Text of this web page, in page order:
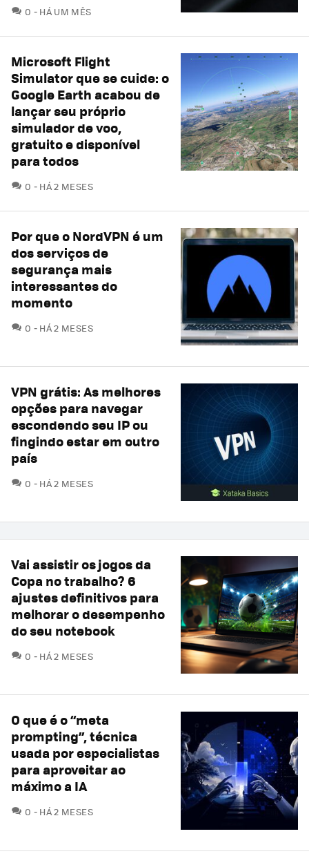
0 COMENTÁRIOS
HÁ UM MÊS
Microsoft Flight
Simulator que se cuide: o
Google Earth acabou de
lançar seu próprio
simulador de voo,
gratuito e disponível
para todos
0 COMENTÁRIOS
HÁ 2 MESES
Por que o NordVPN é um
dos serviços de
segurança mais
interessantes do
momento
0 COMENTÁRIOS
HÁ 2 MESES
VPN grátis: As melhores
opções para navegar
escondendo seu IP ou
fingindo estar em outro
país
0 COMENTÁRIOS
HÁ 2 MESES
Vai assistir os jogos da
Copa no trabalho? 6
ajustes definitivos para
melhorar o desempenho
do seu notebook
0 COMENTÁRIOS
HÁ 2 MESES
O que é o “meta
prompting”, técnica
usada por especialistas
para aproveitar ao
máximo a IA
0 COMENTÁRIOS
HÁ 2 MESES